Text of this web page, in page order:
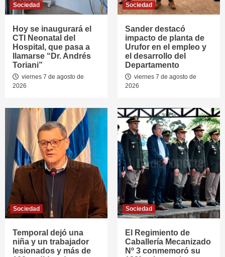
Sociedad
Hoy se inaugurará el
CTI Neonatal del
Hospital, que pasa a
llamarse “Dr. Andrés
Toriani”
viernes 7 de agosto de
2026
Sociedad
Sander destacó
impacto de planta de
Urufor en el empleo y
el desarrollo del
Departamento
viernes 7 de agosto de
2026
Sociedad
Temporal dejó una
niña y un trabajador
lesionados y más de
Sociedad
El Regimiento de
Caballería Mecanizado
Nº 3 conmemoró su